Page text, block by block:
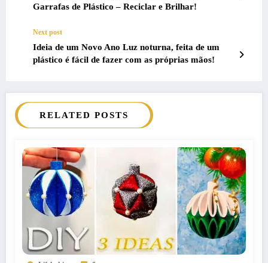
Garrafas de Plástico – Reciclar e Brilhar!
Next post
Ideia de um Novo Ano Luz noturna, feita de um
plástico é fácil de fazer com as próprias mãos!
RELATED POSTS